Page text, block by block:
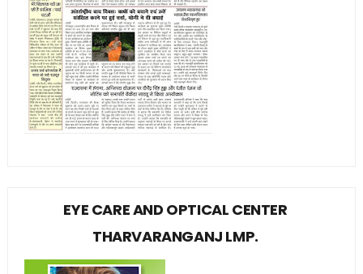
EYE CARE AND OPTICAL CENTER
THARVARANGANJ LMP.